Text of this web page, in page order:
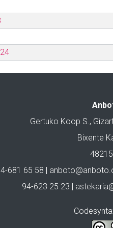
Gertuko Koop S.,
Bixente
681 65 58 |
94-623 25 23 |